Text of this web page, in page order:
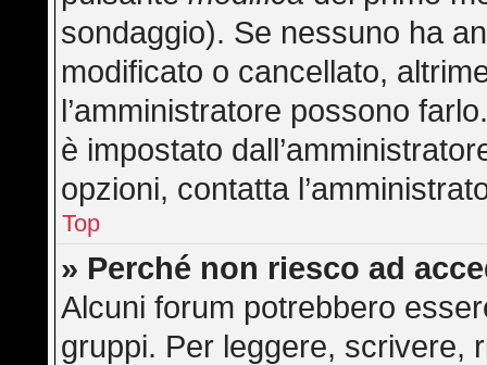
sondaggio). Se nessuno ha
modificato o cancellato,
l’amministratore possono
è impostato
opzioni, contatta
Top
» Perché non riesco ad
Alcuni forum potrebbero
gruppi. Per leggere, scrivere,